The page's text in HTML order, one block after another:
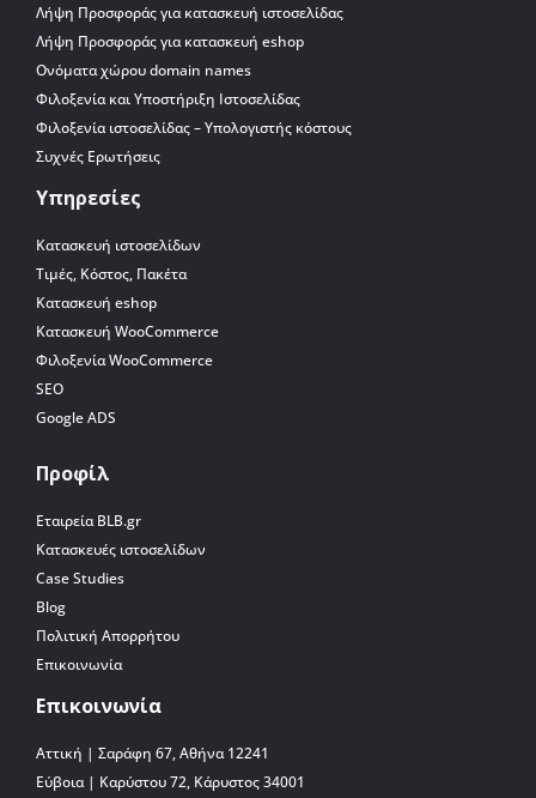
Λήψη Προσφοράς για κατασκευή ιστοσελίδας
Λήψη Προσφοράς για κατασκευή eshop
Ονόματα χώρου domain names
Φιλοξενία και Υποστήριξη Ιστοσελίδας
Φιλοξενία ιστοσελίδας – Υπολογιστής κόστους
Συχνές Ερωτήσεις
Υπηρεσίες
Κατασκευή ιστοσελίδων
Τιμές, Κόστος, Πακέτα
Κατασκευή eshop
Κατασκευή WooCommerce
Φιλοξενία WooCommerce
SEO
Google ADS
Προφίλ
Εταιρεία BLB.gr
Κατασκευές ιστοσελίδων
Case Studies
Blog
Πολιτική Απορρήτου
Επικοινωνία
Επικοινωνία
Αττική | Σαράφη 67, Αθήνα 12241
Εύβοια | Καρύστου 72, Κάρυστος 34001